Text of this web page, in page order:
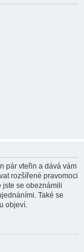
pár vteřin a dává vám
rozšířené pravomoci
jste se obeznámili
Také se
objeví.